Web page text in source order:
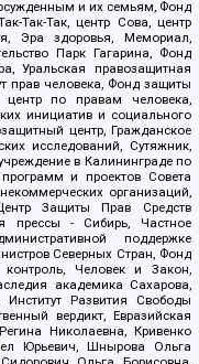
и их семьям, Фонд
Так-Так, центр Сова, центр
Эра здоровья, Мемориал,
Парк Гагарина, Фонд
Уральская правозащитная
прав человека, Фонд защиты
центр по правам человека,
инициатив и социального
центр, Гражданское
исследований, Сутяжник,
в Калининграде по
и проектов Совета
организаций,
Защиты Прав Средств
прессы - Сибирь, Частное
поддержке
Северных Стран, Фонд
Человек и Закон,
академика Сахарова,
Развития Свободы
вердикт, Евразийская
Николаевна, Кривенко
Юрьевич, Шнырова Ольга